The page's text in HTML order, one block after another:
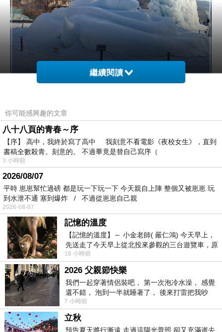
雪盆等玩樂設施，大小朋友都可以玩
繼續閱讀
你可能感興趣的文章
八十八頁的青春～序
【序】 高中，我終於寫了高中 我刻意不看電影《夜校女生》，直到
書稿全數殺青。刻意的。 不過畢竟是替自己寫序（
3 小時前
2026/08/07
平時 崽崽幫忙過磅 都是玩一下玩一下 今天親自上陣 整個又被崽崽 玩
到水泄不通 塞到爆炸 / 不過從崽崽自己親
2026-08-07
記憶的溫度
【記憶的溫度】～ 小金老師( 嚴仁鴻) 今天早上，
先送走了今天早上從北投來參觀的三台遊覽車，原
以為展場已經差不多要安靜下來，卻發
18 小時前
2026 父親節快樂
我們一起穿著情侶裝吧， 第一次泡冷水澡， 感覺
還不錯， 泡到一半就睡著了， 後來打雷把我吵
醒， 手
7 小時前
立秋
預告夏天將行漸遠 走過這陽光普照 卻又充滿逝去